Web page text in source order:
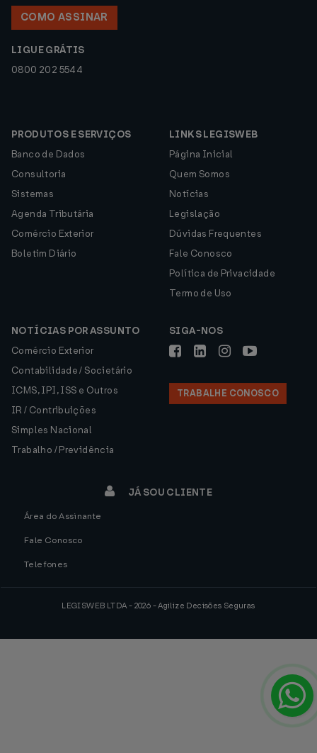
COMO ASSINAR
LIGUE GRÁTIS
0800 202 5544
PRODUTOS E SERVIÇOS
Banco de Dados
Consultoria
Sistemas
Agenda Tributária
Comércio Exterior
Boletim Diário
LINKS LEGISWEB
Página Inicial
Quem Somos
Notícias
Legislação
Dúvidas Frequentes
Fale Conosco
Política de Privacidade
Termo de Uso
NOTÍCIAS POR ASSUNTO
Comércio Exterior
Contabilidade / Societário
ICMS, IPI, ISS e Outros
IR / Contribuições
Simples Nacional
Trabalho / Previdência
SIGA-NOS
TRABALHE CONOSCO
JÁ SOU CLIENTE
Área do Assinante
Fale Conosco
Telefones
LEGISWEB LTDA - 2026 - Agilize Decisões Seguras